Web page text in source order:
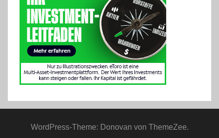
WordPress-Theme: Donovan von ThemeZee.